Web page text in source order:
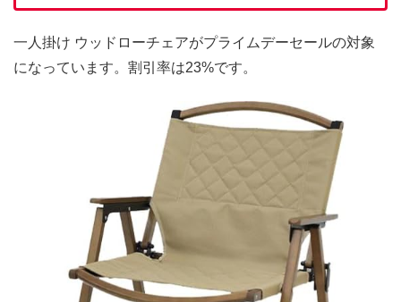
一人掛け ウッドローチェアがプライムデーセールの対象
になっています。割引率は23%です。